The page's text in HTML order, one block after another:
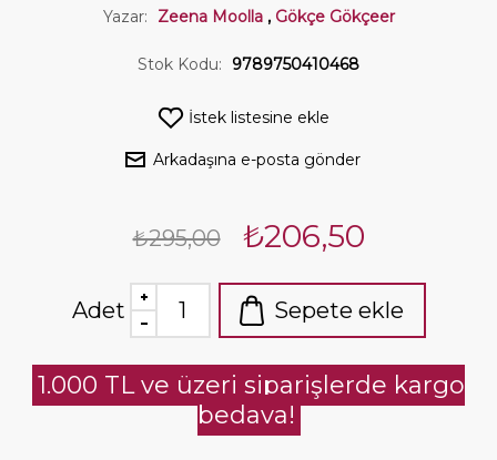
Yazar: Zeena Moolla , Gökçe Gökçeer
Stok Kodu: 9789750410468
İstek listesine ekle
Arkadaşına e-posta gönder
₺295,00 ₺206,50
Adet Sepete ekle
1.000 TL ve üzeri siparişlerde kargo
bedava!